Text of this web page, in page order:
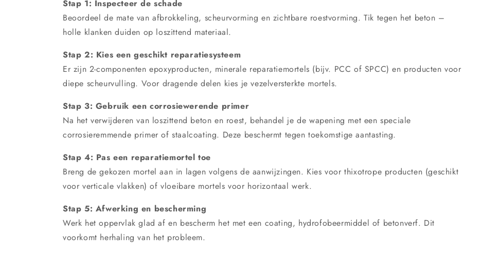
Stap 1: Inspecteer de schade
Beoordeel de mate van afbrokkeling, scheurvorming en zichtbare roestvorming. Tik tegen het beton –
holle klanken duiden op loszittend materiaal.
Stap 2: Kies een geschikt reparatiesysteem
Er zijn 2-componenten epoxyproducten, minerale reparatiemortels (bijv. PCC of SPCC) en producten voor
diepe scheurvulling. Voor dragende delen kies je vezelversterkte mortels.
Stap 3: Gebruik een corrosiewerende primer
Na het verwijderen van loszittend beton en roest, behandel je de wapening met een speciale
corrosieremmende primer of staalcoating. Deze beschermt tegen toekomstige aantasting.
Stap 4: Pas een reparatiemortel toe
Breng de gekozen mortel aan in lagen volgens de aanwijzingen. Kies voor thixotrope producten (geschikt
voor verticale vlakken) of vloeibare mortels voor horizontaal werk.
Stap 5: Afwerking en bescherming
Werk het oppervlak glad af en bescherm het met een coating, hydrofobeermiddel of betonverf. Dit
voorkomt herhaling van het probleem.